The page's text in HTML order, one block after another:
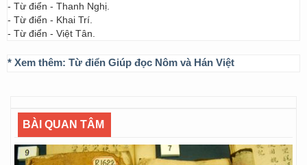
- Từ điển - Thanh Nghị.
- Từ điển - Khai Trí.
- Từ điển - Việt Tân.
* Xem thêm: Từ điển Giúp đọc Nôm và Hán Việt
BÀI QUAN TÂM